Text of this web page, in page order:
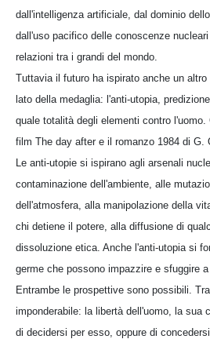
dall'intelligenza artificiale, dal dominio
dall'uso pacifico delle conoscenze
relazioni tra i grandi del mondo.
Tuttavia il futuro ha ispirato anche un
lato della medaglia: l'anti-utopia,
quale totalità degli elementi contro
film The day after e il romanzo 1984 di G.
Le anti-utopie si ispirano agli arsenali
contaminazione dell'ambiente, alle
dell'atmosfera, alla manipolazione della
chi detiene il potere, alla diffusione di
dissoluzione etica. Anche l'anti-utopia si
germe che possono impazzire e sfuggire a
Entrambe le prospettive sono possibili.
imponderabile: la libertà dell'uomo, la sua
di decidersi per esso, oppure di